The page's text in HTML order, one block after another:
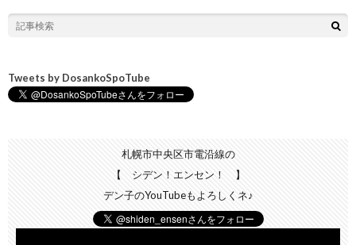
Tweets by DosankoSpoTube
札幌市中央区市電沿線の
【 シデン！エンセン！ 】
デン子のYouTubeもよろしくネ♪